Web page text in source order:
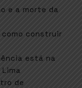
e a morte da
construir
está na
de